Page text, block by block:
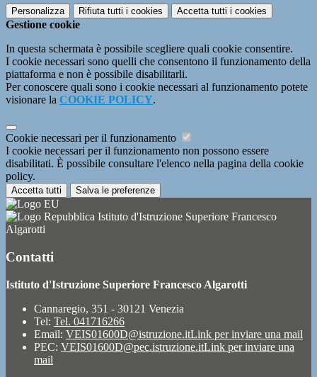
Personalizza Rifiuta tutti i cookies Accetta tutti i cookies
Gestione cookie
In questa schermata è possibile scegliere quali cookie consentire.
I cookie necessari sono quelli che consentono il funzionamento della
piattaforma e non è possibile disabilitarli.
Per conoscere quali sono i cookie necessari al funzionamento potete
visionare la COOKIE POLICY.
Cookie necessari per il funzionamento
I cookie necessari per il funzionamento non possono essere
disabilitati. È possibile consultare l'elenco nella pagina della cookie
policy.
Accetta tutti Salva le preferenze
Istituto d'Istruzione Superiore Francesco
Algarotti
Contatti
Istituto d'Istruzione Superiore Francesco Algarotti
Cannaregio, 351 - 30121 Venezia
Tel: Tel. 041716266
Email: VEIS01600D@istruzione.itLink per inviare una mail
PEC: VEIS01600D@pec.istruzione.itLink per inviare una
mail